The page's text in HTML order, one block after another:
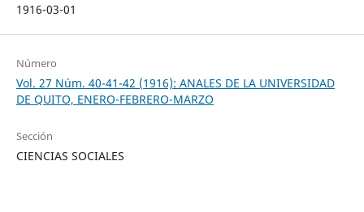
1916-03-01
Número
Vol. 27 Núm. 40-41-42 (1916): ANALES DE LA UNIVERSIDAD
DE QUITO, ENERO-FEBRERO-MARZO
Sección
CIENCIAS SOCIALES